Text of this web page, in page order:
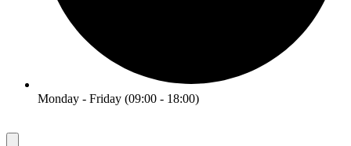
Monday - Friday (09:00 - 18:00)